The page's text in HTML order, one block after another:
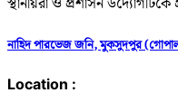
নাহিদ পারভেজ জনি, মুকসুদপুর
Location :